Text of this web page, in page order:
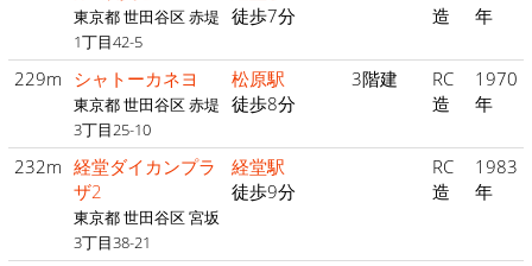
東京都 世田谷区 赤堤
1丁目42-5
徒歩7分
造
年
229m シャトーカネヨ
東京都 世田谷区 赤堤
3丁目25-10
松原駅
徒歩8分
3階建
RC
造
1970
年
232m 経堂ダイカンプラ
ザ2
東京都 世田谷区 宮坂
3丁目38-21
経堂駅
徒歩9分
RC
造
1983
年